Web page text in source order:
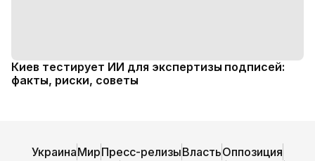
Киев тестирует ИИ для экспертизы подписей:
факты, риски, советы
УкраинаМирПресс-релизыВластьОппозиция